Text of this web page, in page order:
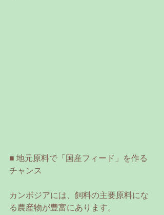
■ 地元原料で「国産フィード」を作る
チャンス
カンボジアには、飼料の主要原料にな
る農産物が豊富にあります。